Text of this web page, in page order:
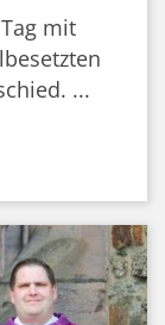
mit
...